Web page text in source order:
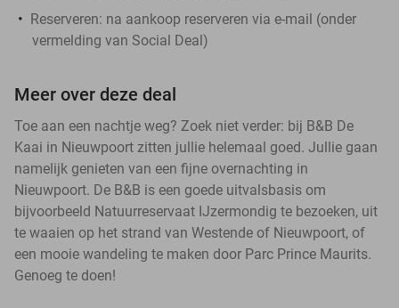
Reserveren: na aankoop reserveren via e-mail (onder
vermelding van Social Deal)
Meer over deze deal
Toe aan een nachtje weg? Zoek niet verder: bij B&B De
Kaai in Nieuwpoort zitten jullie helemaal goed. Jullie gaan
namelijk genieten van een fijne overnachting in
Nieuwpoort. De B&B is een goede uitvalsbasis om
bijvoorbeeld Natuurreservaat IJzermondig te bezoeken, uit
te waaien op het strand van Westende of Nieuwpoort, of
een mooie wandeling te maken door Parc Prince Maurits.
Genoeg te doen!